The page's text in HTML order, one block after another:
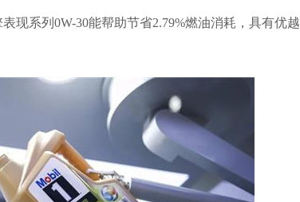
现系列0W-30能帮助节省2.79%燃油消耗，具有优越